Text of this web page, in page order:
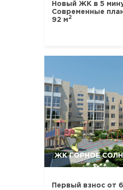
Новый ЖК в 5
Современные
92 м 2
ЖК ГОРНОЕ
Первый взнос от